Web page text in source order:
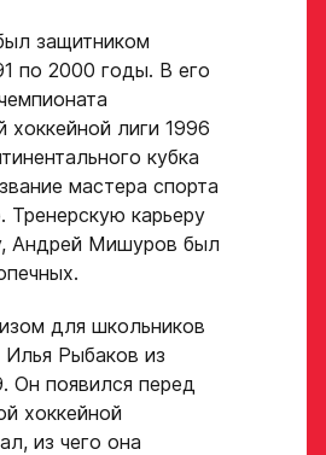
защитником
по 2000 годы. В его
лиги 1996
кубка
мастера спорта
Тренерскую карьеру
Андрей Мишуров был
для школьников
Рыбаков из
Он появился перед
хоккейной
из чего она
Вес игрока
Амплуа игрока
Ссылка на профиль
Обращаем внимание: опыт
выступления в Первенстве
России среди федеральных
округов (